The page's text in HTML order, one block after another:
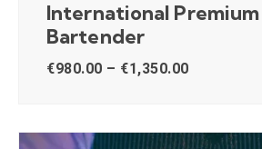
International Premium
Bartender
€980.00 – €1,350.00